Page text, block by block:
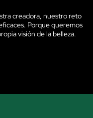
creadora, nuestro reto
Porque queremos
visión de la belleza.